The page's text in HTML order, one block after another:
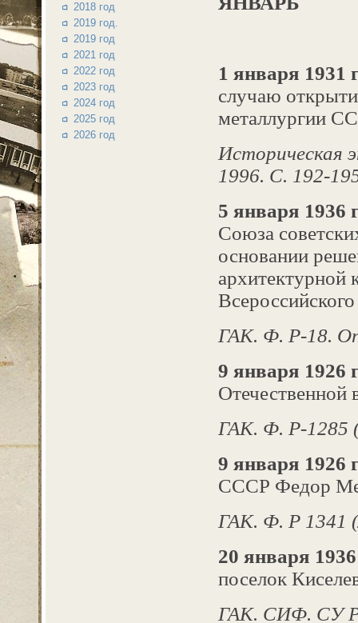
2018 год
2019 год.
2019 год
2021 год
2022 год
2023 год
2024 год
2025 год
2026 год
1 января 1931
случаю
металлургии
Историческая
1996. С. 192-
5 января 1936
Союза
основании
архитектурной
ГАК. Ф. Р-18.
9 января 1926
Отечественной
ГАК. Ф. Р‑1285
9 января 1926
СССР Федор
ГАК. Ф. Р 1341
20 января 1936
поселок
ГАК. СИФ. СУ